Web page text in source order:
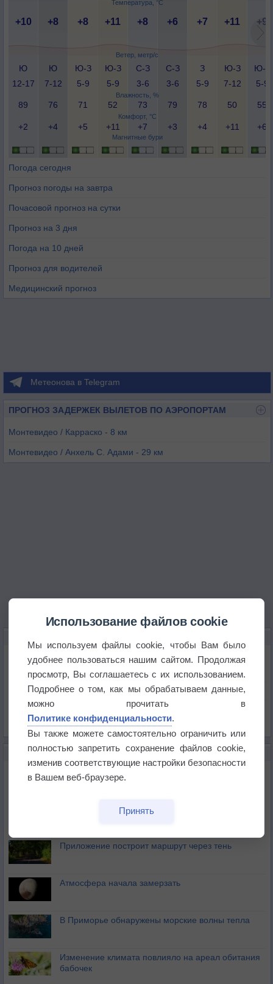
Температура, °C
Ветер, метр/с
Влажность, %
Комфорт, °C
Магнитные бури
+10 +8 +8 +11 +8 +6 +7 +11 +9
Ю
12-17
Ю
7-12
Ю-З
5-9
Ю-З
5-9
С-З
3-6
С-З
3-6
З
5-9
Ю-З
7-12
Ю-З
5-9
89 76 71 52 73 79 78 50 55
+2 +4 +5 +11 +7 +3 +4 +11 +6
Погода сегодня
Прогноз погоды на завтра
Почасовой прогноз на сутки
Прогноз на 3 дня
Погода на 10 дней
Прогноз для водителей
Медицинский прогноз
Метеонова в Telegram
ПРОГНОЗ ЗАДЕРЖЕК ВЫЛЕТОВ ПО АЭРОПОРТАМ
Монтевидео / Карраско - 8 км
Монтевидео / Анхель С. Адами - 29 км
Температура
Давление
Осадки
Облачность
Список всех карт
НОВОЕ О ПОГОДЕ
Максимум лета не сдаётся
Космическая погода влияет на транспорт
Приложение построит маршрут через тень
Атмосфера начала замерзать
В Приморье обнаружены морские волны тепла
Изменение климата повлияло на ареал обитания
бабочек
Использование файлов cookie
Мы используем файлы cookie, чтобы Вам было
удобнее пользоваться нашим сайтом. Продолжая
просмотр, Вы соглашаетесь с их использованием.
Подробнее о том, как мы обрабатываем данные,
можно прочитать в
Политике конфиденциальности.
Вы также можете самостоятельно ограничить или
полностью запретить сохранение файлов cookie,
изменив соответствующие настройки безопасности
в Вашем веб-браузере.
Принять